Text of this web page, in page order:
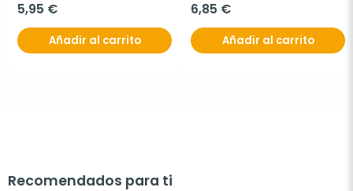
5,95 €
Añadir al carrito
6,85 €
Añadir al carrito
Recomendados para ti